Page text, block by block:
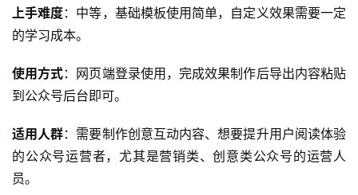
上手难度：中等，基础模板使用简单，自定义效果需要一定
的学习成本。
使用方式：网页端登录使用，完成效果制作后导出内容粘贴
到公众号后台即可。
适用人群：需要制作创意互动内容、想要提升用户阅读体验
的公众号运营者，尤其是营销类、创意类公众号的运营人
员。